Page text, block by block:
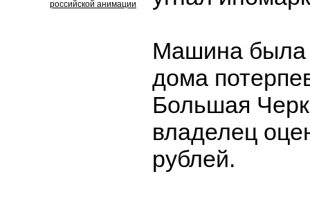
российской анимации
Машина была
дома
Большая
владелец
рублей.